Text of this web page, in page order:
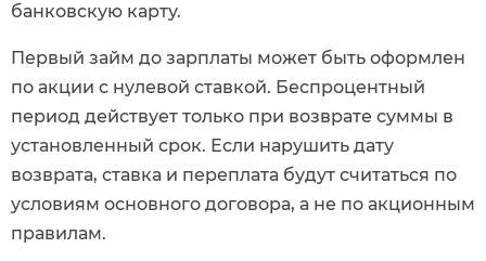
банковскую карту.
Первый займ до зарплаты может быть оформлен
по акции с нулевой ставкой. Беспроцентный
период действует только при возврате суммы в
установленный срок. Если нарушить дату
возврата, ставка и переплата будут считаться по
условиям основного договора, а не по акционным
правилам.